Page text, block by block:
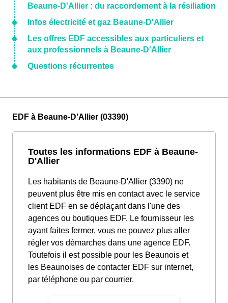
Beaune-D'Allier : du raccordement à la résiliation
Infos électricité et gaz Beaune-D'Allier
Les offres EDF accessibles aux particuliers et
aux professionnels à Beaune-D'Allier
Questions récurrentes
EDF à Beaune-D'Allier (03390)
Toutes les informations EDF à Beaune-
D'Allier
Les habitants de Beaune-D'Allier (3390) ne
peuvent plus être mis en contact avec le service
client EDF en se déplaçant dans l'une des
agences ou boutiques EDF. Le fournisseur les
ayant faites fermer, vous ne pouvez plus aller
régler vos démarches dans une agence EDF.
Toutefois il est possible pour les Beaunois et
les Beaunoises de contacter EDF sur internet,
par téléphone ou par courrier.